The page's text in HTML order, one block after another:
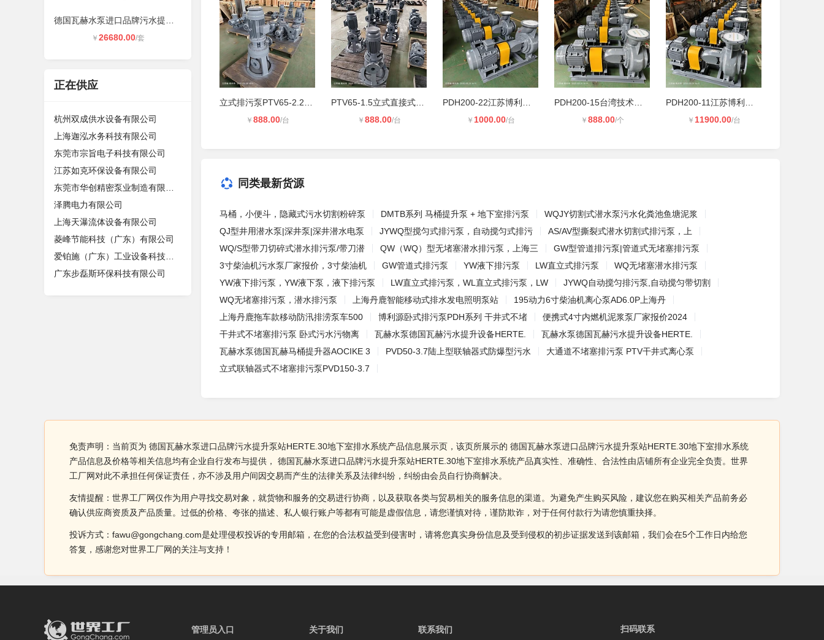
￥ 26680.00/套
正在供应
杭州双成供水设备有限公司
上海迦泓水务科技有限公司
东莞市宗旨电子科技有限公司
江苏如克环保设备有限公司
泽腾电力有限公司
上海天瀑流体设备有限公司
菱峰节能科技（广东）有限公司
广东步磊斯环保科技有限公司
立式排污泵PTV65-2.2直连式排污泵 江
￥ 888.00/台
PTV65-1.5立式直接式排污泵 江苏博利
￥ 888.00/台
PDH200-22江苏博利源机械有限公司官
￥ 1000.00/台
PDH200-15台湾技术博利源金属泵 CHD5
￥ 888.00/个
PDH200-11江苏博利源不堵塞排污泵 联
￥ 11900.00/台
同类最新货源
马桶，小便斗，隐藏式污水切割粉碎泵 DMTB系列 马桶提升泵 + 地下室排污泵
WQJY切割式潜水泵污水化粪池鱼塘泥浆
QJ型井用潜水泵|深井泵|深井潜水电泵
JYWQ型搅匀式排污泵，自动搅匀式排污
AS/AV型撕裂式潜水切割式排污泵，上
WQ/S型带刀切碎式潜水排污泵/带刀潜
QW（WQ）型无堵塞潜水排污泵，上海三
GW型管道排污泵|管道式无堵塞排污泵
3寸柴油机污水泵厂家报价，3寸柴油机
GW管道式排污泵 YW液下排污泵 LW直立式排污泵
WQ无堵塞潜水排污泵
YW液下排污泵，YW液下泵，液下排污泵
LW直立式排污泵，WL直立式排污泵，LW
JYWQ自动搅匀排污泵,自动搅匀带切割
WQ无堵塞排污泵，潜水排污泵
上海丹鹿智能移动式排水发电照明泵站
195动力6寸柴油机离心泵AD6.0P上海丹
上海丹鹿拖车款移动防汛排涝泵车500
博利源卧式排污泵PDH系列 干井式不堵
便携式4寸内燃机泥浆泵厂家报价2024
干井式不堵塞排污泵 卧式污水污物离
瓦赫水泵德国瓦赫污水提升设备HERTE.
瓦赫水泵德国瓦赫污水提升设备HERTE.
瓦赫水泵德国瓦赫马桶提升器AOCIKE 3
PVD50-3.7陆上型联轴器式防爆型污水
大通道不堵塞排污泵 PTV干井式离心泵
立式联轴器式不堵塞排污泵PVD150-3.7
免责声明：当前页为 德国瓦赫水泵进口品牌污水提升泵站HERTE.30地下室排水系统产品信息展示页，该页所展示的 德国瓦赫水泵进口品牌污水提升泵站HERTE.30地下室排水系统
产品信息及价格等相关信息均有企业自行发布与提供， 德国瓦赫水泵进口品牌污水提升泵站HERTE.30地下室排水系统产品真实性、准确性、合法性由店铺所有企业完全负责。世界
工厂网对此不承担任何保证责任，亦不涉及用户间因交易而产生的法律关系及法律纠纷，纠纷由会员自行协商解决。
友情提醒：世界工厂网仅作为用户寻找交易对象，就货物和服务的交易进行协商，以及获取各类与贸易相关的服务信息的渠道。为避免产生购买风险，建议您在购买相关产品前务必
确认供应商资质及产品质量。过低的价格、夸张的描述、私人银行账户等都有可能是虚假信息，请您谨慎对待，谨防欺诈，对于任何付款行为请您慎重抉择。
投诉方式：fawu@gongchang.com是处理侵权投诉的专用邮箱，在您的合法权益受到侵害时，请将您真实身份信息及受到侵权的初步证据发送到该邮箱，我们会在5个工作日内给您
答复，感谢您对世界工厂网的关注与支持！
管理员入口 关于我们 联系我们 扫码联系